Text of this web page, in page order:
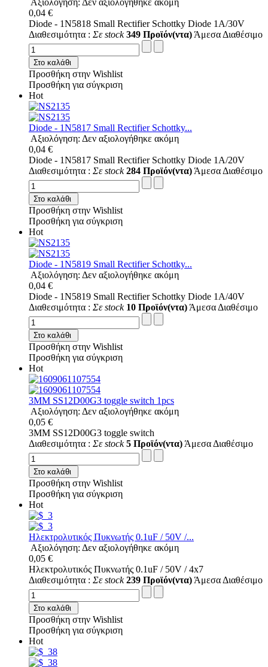
0,04 €
Diode - 1N5818 Small Rectifier Schottky Diode 1A/30V
Διαθεσιμότητα : Σε stock 349 Προϊόν(ντα) Άμεσα Διαθέσιμο
Στο καλάθι
Προσθήκη στην Wishlist
Προσθήκη για σύγκριση
Hot
Diode - 1N5817 Small Rectifier Schottky...
Αξιολόγηση: Δεν αξιολογήθηκε ακόμη
0,04 €
Diode - 1N5817 Small Rectifier Schottky Diode 1A/20V
Διαθεσιμότητα : Σε stock 284 Προϊόν(ντα) Άμεσα Διαθέσιμο
Στο καλάθι
Προσθήκη στην Wishlist
Προσθήκη για σύγκριση
Hot
Diode - 1N5819 Small Rectifier Schottky...
Αξιολόγηση: Δεν αξιολογήθηκε ακόμη
0,04 €
Diode - 1N5819 Small Rectifier Schottky Diode 1A/40V
Διαθεσιμότητα : Σε stock 10 Προϊόν(ντα) Άμεσα Διαθέσιμο
Στο καλάθι
Προσθήκη στην Wishlist
Προσθήκη για σύγκριση
Hot
3MM SS12D00G3 toggle switch 1pcs
Αξιολόγηση: Δεν αξιολογήθηκε ακόμη
0,05 €
3MM SS12D00G3 toggle switch
Διαθεσιμότητα : Σε stock 5 Προϊόν(ντα) Άμεσα Διαθέσιμο
Στο καλάθι
Προσθήκη στην Wishlist
Προσθήκη για σύγκριση
Hot
Ηλεκτρολυτικός Πυκνωτής 0.1uF / 50V /...
Αξιολόγηση: Δεν αξιολογήθηκε ακόμη
0,05 €
Ηλεκτρολυτικός Πυκνωτής 0.1uF / 50V / 4x7
Διαθεσιμότητα : Σε stock 239 Προϊόν(ντα) Άμεσα Διαθέσιμο
Στο καλάθι
Προσθήκη στην Wishlist
Προσθήκη για σύγκριση
Hot